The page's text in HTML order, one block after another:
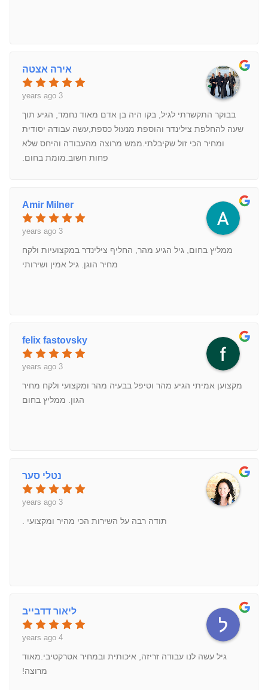
אירה אצטה
3 years ago
בבוקר התקשרתי לגיל, בקו היה בן אדם מאוד נחמד, הגיע תוך
שעה להחלפת צילינדר והוספת מנעול כספת,עשה עבודה יסודית
ומחיר הכי זול שקיבלתי.ממש מרוצה מהעבודה והיחס שלא
פחות חשוב.מומת בחום.
Amir Milner
3 years ago
ממליץ בחום, גיל הגיע מהר, החליף צילינדר במקצועיות ולקח
מחיר הוגן. גיל אמין ושירותי
felix fastovsky
3 years ago
מקצוען אמיתי הגיע מהר וטיפל בבעיה מהר ומקצועי ולקח מחיר
הגון. ממליץ בחום
נטלי סער
3 years ago
תודה רבה על השירות הכי מהיר ומקצועי .
ליאור דדבייב
4 years ago
גיל עשה לנו עבודה זריזה, איכותית ובמחיר אטרקטיבי.מאוד
מרוצה!